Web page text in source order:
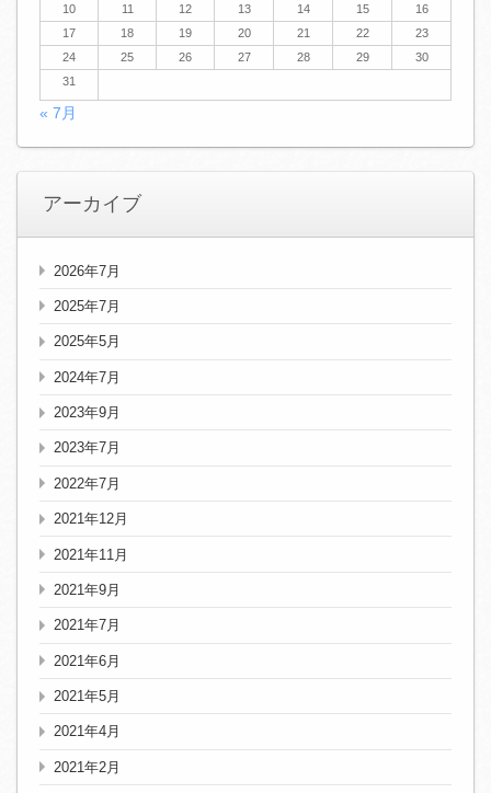
10
11 12 13 14 15
16
17
18 19 20 21 22
23
24
25 26 27 28 29
30
31
« 7月
アーカイブ
2026年7月
2025年7月
2025年5月
2024年7月
2023年9月
2023年7月
2022年7月
2021年12月
2021年11月
2021年9月
2021年7月
2021年6月
2021年5月
2021年4月
2021年2月